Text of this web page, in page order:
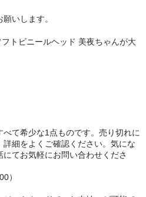
いします。
トビニールヘッド 美夜ちゃんが大
て希少な1点ものです。売り切れに
細をよくご確認ください。気にな
てお気軽にお問い合わせくださ
）